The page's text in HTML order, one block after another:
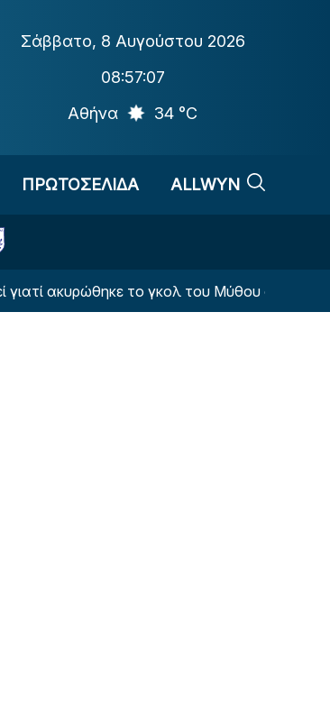
Σάββατο, 8 Αυγούστου 2026
08:57:07
Αθήνα
34 °C
ΠΡΩΤΟΣΕΛΙΔΑ ALLWYN
ακυρώθηκε το γκολ του Μύθου στο ΠΑΟΚ -